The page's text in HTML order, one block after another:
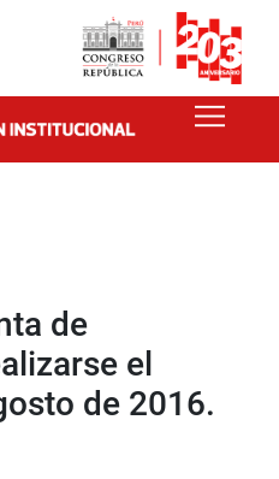
de
el
de 2016.